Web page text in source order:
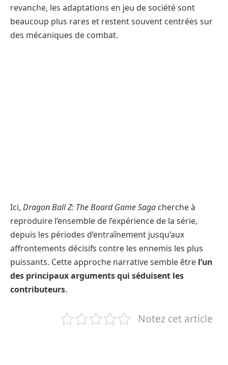
revanche, les adaptations en jeu de société sont
beaucoup plus rares et restent souvent centrées sur
des mécaniques de combat.
Ici, Dragon Ball Z: The Board Game Saga cherche à
reproduire l’ensemble de l’expérience de la série,
depuis les périodes d’entraînement jusqu’aux
affrontements décisifs contre les ennemis les plus
puissants. Cette approche narrative semble être l’un
des principaux arguments qui séduisent les
contributeurs.
Notez cet article